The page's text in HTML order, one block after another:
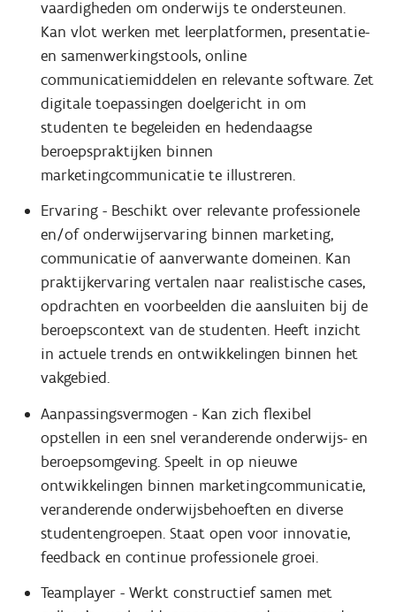
vaardigheden om onderwijs te ondersteunen.
Kan vlot werken met leerplatformen, presentatie-
en samenwerkingstools, online
communicatiemiddelen en relevante software. Zet
digitale toepassingen doelgericht in om
studenten te begeleiden en hedendaagse
beroepspraktijken binnen
marketingcommunicatie te illustreren.
Ervaring - Beschikt over relevante professionele
en/of onderwijservaring binnen marketing,
communicatie of aanverwante domeinen. Kan
praktijkervaring vertalen naar realistische cases,
opdrachten en voorbeelden die aansluiten bij de
beroepscontext van de studenten. Heeft inzicht
in actuele trends en ontwikkelingen binnen het
vakgebied.
Aanpassingsvermogen - Kan zich flexibel
opstellen in een snel veranderende onderwijs- en
beroepsomgeving. Speelt in op nieuwe
ontwikkelingen binnen marketingcommunicatie,
veranderende onderwijsbehoeften en diverse
studentengroepen. Staat open voor innovatie,
feedback en continue professionele groei.
Teamplayer - Werkt constructief samen met